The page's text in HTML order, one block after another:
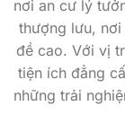
nơi an cư lý
thượng lưu,
đề cao. Với vị
tiện ích đẳng
những trải